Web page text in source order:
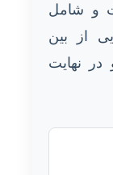
و شامل
از بین
در نهایت